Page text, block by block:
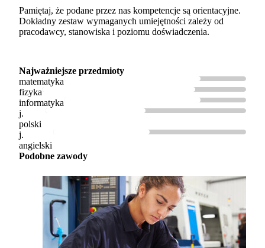
Pamiętaj, że podane przez nas kompetencje są orientacyjne.
Dokładny zestaw wymaganych umiejętności zależy od
pracodawcy, stanowiska i poziomu doświadczenia.
Najważniejsze przedmioty
matematyka
fizyka
informatyka
j.
polski
j.
angielski
Podobne zawody